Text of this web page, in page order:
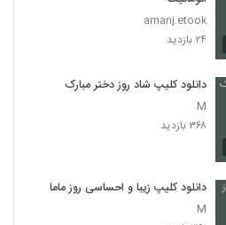
amanj.etook
۲۴ بازدید
دانلود کلیپ شاد روز دختر مبارک
M
۳۶۸ بازدید
دانلود کلیپ زیبا و احساسی روز ماما
M